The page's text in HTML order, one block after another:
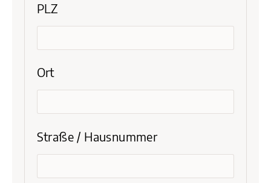
PLZ
Ort
Straße / Hausnummer